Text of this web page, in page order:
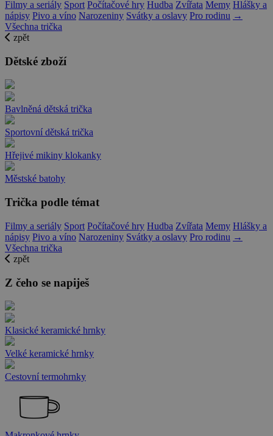
Filmy a seriály Sport Počítačové hry Hudba Zvířata Memy Hlášky a
nápisy Pivo a víno Narozeniny Svátky a oslavy Pro rodinu →
Všechna trička
zpět
Dětské zboží
Bavlněná dětská trička
Sportovní dětská trička
Hřejivé mikiny klokanky
Městské batohy
Trička podle témat
Filmy a seriály Sport Počítačové hry Hudba Zvířata Memy Hlášky a
nápisy Pivo a víno Narozeniny Svátky a oslavy Pro rodinu →
Všechna trička
zpět
Z čeho se napiješ
Klasické keramické hrnky
Velké keramické hrnky
Cestovní termohrnky